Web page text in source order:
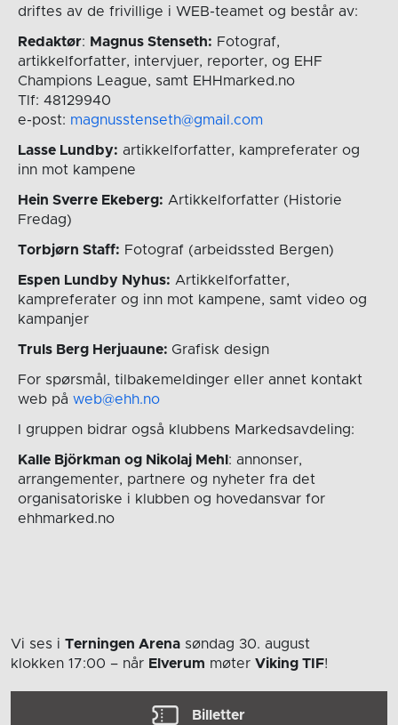
driftes av de frivillige i WEB-teamet og består av:
Redaktør: Magnus Stenseth: Fotograf,
artikkelforfatter, intervjuer, reporter, og EHF
Champions League, samt EHHmarked.no
Tlf: 48129940
e-post: magnusstenseth@gmail.com
Lasse Lundby: artikkelforfatter, kampreferater og
inn mot kampene
Hein Sverre Ekeberg: Artikkelforfatter (Historie
Fredag)
Torbjørn Staff: Fotograf (arbeidssted Bergen)
Espen Lundby Nyhus: Artikkelforfatter,
kampreferater og inn mot kampene, samt video og
kampanjer
Truls Berg Herjuaune: Grafisk design
For spørsmål, tilbakemeldinger eller annet kontakt
web på web@ehh.no
I gruppen bidrar også klubbens Markedsavdeling:
Kalle Björkman og Nikolaj Mehl : annonser,
arrangementer, partnere og nyheter fra det
organisatoriske i klubben og hovedansvar for
ehhmarked.no
Vi ses i Terningen Arena søndag 30. august
klokken 17:00 – når Elverum møter Viking TIF!
Billetter